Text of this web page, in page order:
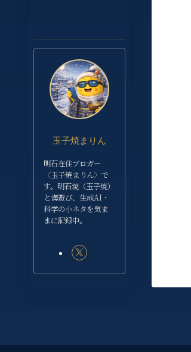
玉子焼まりん
明石在住ブロガー
〈玉子焼まりん〉で
す。明石焼（玉子焼）
と海遊び、生成AI・
科学の小ネタを気ま
まに記録中。